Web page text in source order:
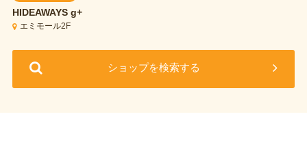
HIDEAWAYS g+
エミモール2F
ショップを検索する